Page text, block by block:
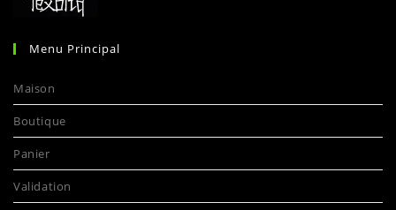
Menu Principal
Maison
Boutique
Panier
Validation